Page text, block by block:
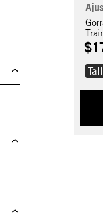
$